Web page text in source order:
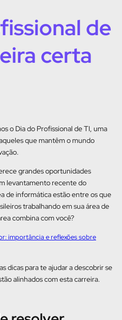
de
certa
o Dia do Profissional de TI, uma
que mantêm o mundo
grandes oportunidades
levantamento recente do
de informática estão entre os que
trabalhando em sua área de
combina com você?
importância e reflexões sobre
dicas para te ajudar a descobrir se
alinhados com esta carreira.